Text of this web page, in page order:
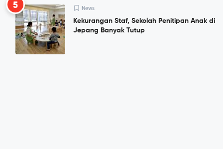
5 News
Kekurangan Staf, Sekolah Penitipan Anak di
Jepang Banyak Tutup